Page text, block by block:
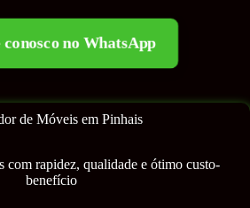
conosco no WhatsApp
de Móveis em Pinhais
com rapidez, qualidade e ótimo custo-
benefício